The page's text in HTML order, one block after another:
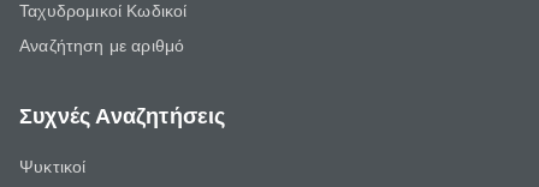
Ταχυδρομικοί Κωδικοί
Αναζήτηση με αριθμό
Συχνές Αναζητήσεις
Ψυκτικοί